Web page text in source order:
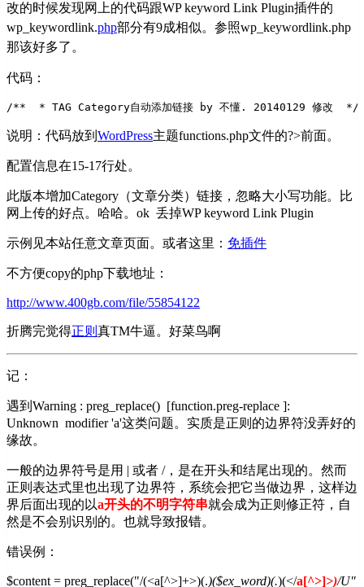
改的时候发现网上的代码跟WP keyword Link Plugin插件的
wp_keywordlink.php部分有9成相似。参照wp_keywordlink.php
那该好多了。
代码：
/** * TAG Category自动添加链接 by 不懂. 20140129 修改
说明：代码放到 WordPress主题functions.php文件的?>前面。
配置信息在15-17行处。
此版本增加Category（文章分类）链接，忽略大小写功能。比
网上传的好点。哈哈。ok 丢掉WP keyword Link Plugin
示例见本站任意文章页面。或者这里： 免插件
不方便copy的php下载地址：
http://www.400gb.com/file/55854122
折腾完觉得正则 真TM牛逼。好菜鸟啊
记：
遇到Warning : preg_replace() [function.preg-replace ]:
Unknown modifier 'a'这类问题。实质是正则的边界符没弄好的
缘故。
一般的边界符号是用 | 或者 /，是在开头和结尾出现的。然而
正则表达式里也出现了边界符，系统会把它当做边界，这样边
界后面出现的以a开头的不明字符串就会成为正则修正符，自
然是不会别识别的。也就导致报错。
错误例：
$content = preg_replace("/(<a[^>]+>)(.)($ex_word)(.)(</a[^>]>)/U"